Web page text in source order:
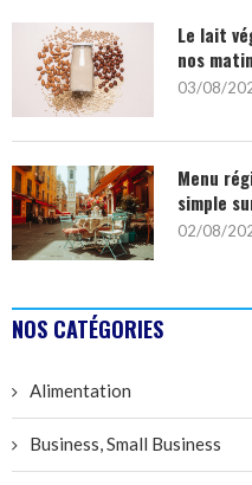
Le lait
nos
03/08/
Menu
simple
02/08/
NOS CATÉGORIES
Alimentation
Business, Small Business